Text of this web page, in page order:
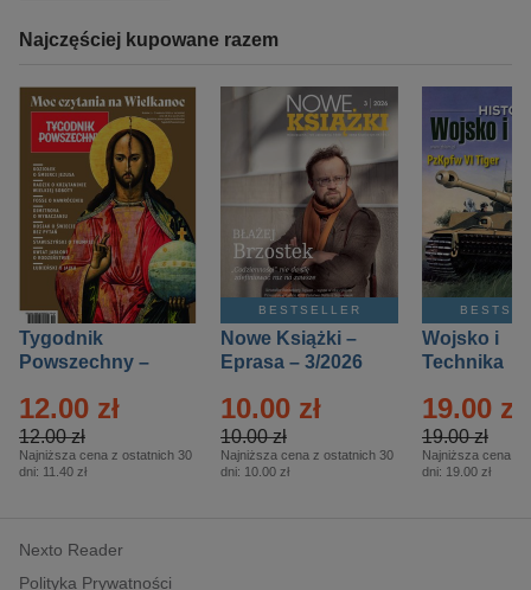
Najczęściej kupowane razem
Tygodnik
Powszechny –
12.00 zł
12.00 zł
Najniższa cena z ostatnich 30
dni: 11.40 zł
BESTSELLER
Nowe Książki –
Eprasa – 3/2026
10.00 zł
10.00 zł
Najniższa cena z ostatnich 30
dni: 10.00 zł
Wojsko i
Technika
– 2/2026
19.00 zł
19.00 zł
Najniższa cena z
dni: 19.00 zł
Nexto Reader
Polityka Prywatności